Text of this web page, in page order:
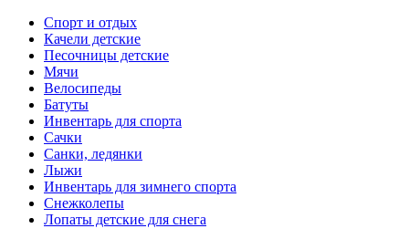
Спорт и отдых
Качели детские
Песочницы детские
Мячи
Велосипеды
Батуты
Инвентарь для спорта
Сачки
Санки, ледянки
Лыжи
Инвентарь для зимнего спорта
Снежколепы
Лопаты детские для снега